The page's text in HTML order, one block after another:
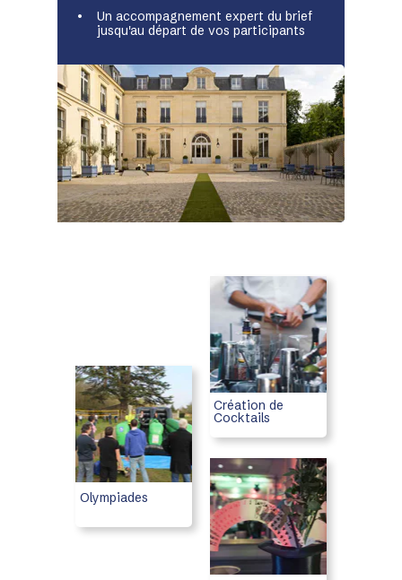
Un accompagnement expert du brief
jusqu'au départ de vos participants
Olympiades
Création de
Cocktails